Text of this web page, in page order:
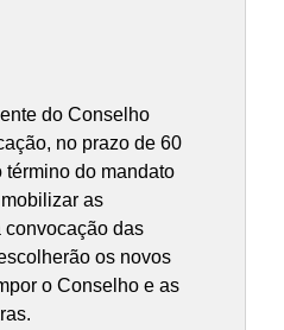
do Conselho
no prazo de 60
término do mandato
as
convocação das
os novos
o Conselho e as